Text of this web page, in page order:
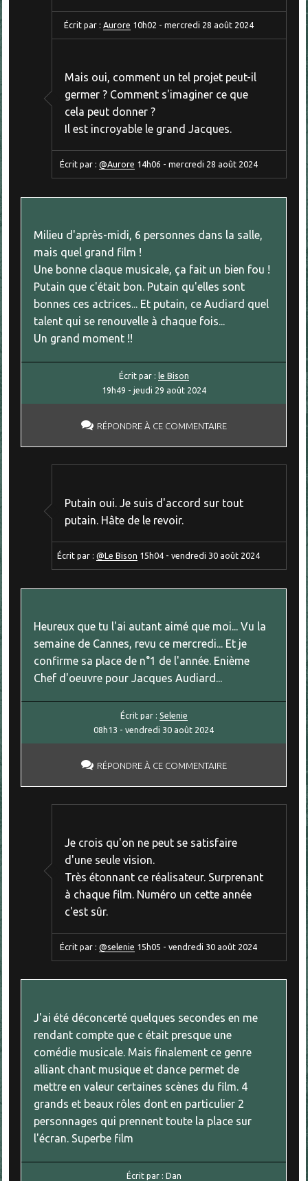
Écrit par : Aurore 10h02 - mercredi 28 août 2024
Mais oui, comment un tel projet peut-il
germer ? Comment s'imaginer ce que
cela peut donner ?
Il est incroyable le grand Jacques.
Écrit par : @Aurore 14h06 - mercredi 28 août 2024
Milieu d'après-midi, 6 personnes dans la salle,
mais quel grand film !
Une bonne claque musicale, ça fait un bien fou !
Putain que c'était bon. Putain qu'elles sont
bonnes ces actrices... Et putain, ce Audiard quel
talent qui se renouvelle à chaque fois...
Un grand moment !!
Écrit par : le Bison
19h49 - jeudi 29 août 2024
RÉPONDRE À CE COMMENTAIRE
Putain oui. Je suis d'accord sur tout
putain. Hâte de le revoir.
Écrit par :@Le Bison 15h04 -vendredi 30 août 2024
Heureux que tu l'ai autant aimé que moi... Vu la
semaine de Cannes, revu ce mercredi... Et je
confirme sa place de n°1 de l'année. Enième
Chef d'oeuvre pour Jacques Audiard...
Écrit par : Selenie
08h13 -vendredi 30 août 2024
RÉPONDRE À CE COMMENTAIRE
Je crois qu'on ne peut se satisfaire
d'une seule vision.
Très étonnant ce réalisateur. Surprenant
à chaque film. Numéro un cette année
c'est sûr.
Écrit par :@selenie 15h05 -vendredi 30 août 2024
J'ai été déconcerté quelques secondes en me
rendant compte que c était presque une
comédie musicale. Mais finalement ce genre
alliant chant musique et dance permet de
mettre en valeur certaines scènes du film. 4
grands et beaux rôles dont en particulier 2
personnages qui prennent toute la place sur
l'écran. Superbe film
Écrit par : Dan